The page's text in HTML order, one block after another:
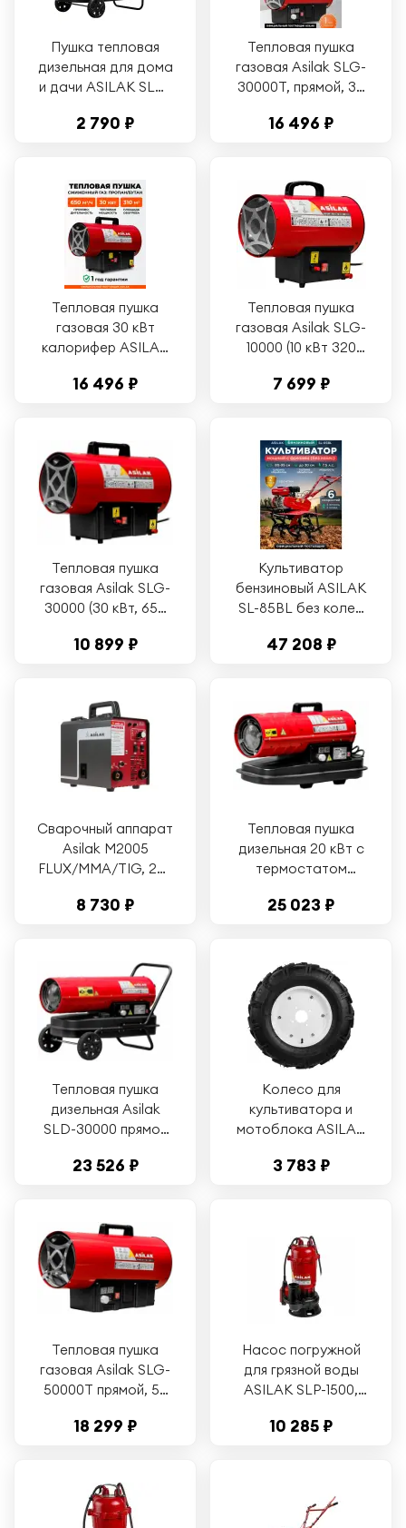
Пушка тепловая
дизельная для дома
и дачи ASILAK SLD-
нагрев (AS6312-6)
2 790 ₽
Тепловая пушка
газовая Asilak SLG-
30000T, прямой, 30
16 496 ₽
Тепловая пушка
газовая 30 кВт
калорифер ASILAK
3)
16 496 ₽
Тепловая пушка
газовая Asilak SLG-
10000 (10 кВт 320
1)
7 699 ₽
Тепловая пушка
газовая Asilak SLG-
30000 (30 кВт, 650
3)
10 899 ₽
Культиватор
бензиновый ASILAK
SL-85BL без колес
47 208 ₽
Сварочный аппарат
Asilak M2005
FLUX/MMA/TIG, 230
8 730 ₽
Тепловая пушка
дизельная 20 кВт с
термостатом
ASILAK SLD-20000
25 023 ₽
Тепловая пушка
дизельная Asilak
SLD-30000 прямой
23 526 ₽
Колесо для
культиватора и
мотоблока ASILAK
3 783 ₽
Тепловая пушка
газовая Asilak SLG-
50000T прямой, 50
переносной
18 299 ₽
Насос погружной
для грязной воды
ASILAK SLP-1500,
погружение до 6 м
10 285 ₽